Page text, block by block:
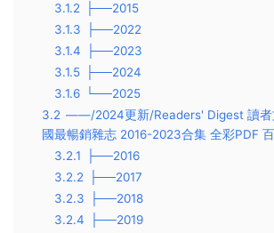
3.1.2
├──2015
3.1.3
├──2022
3.1.4
├──2023
3.1.5
├──2024
3.1.6
└──2025
3.2 ——/2024更新/Readers' Digest 讀者
國最暢銷雜志 2016-2023合集 全彩PDF
3.2.1
├──2016
3.2.2
├──2017
3.2.3
├──2018
3.2.4
├──2019